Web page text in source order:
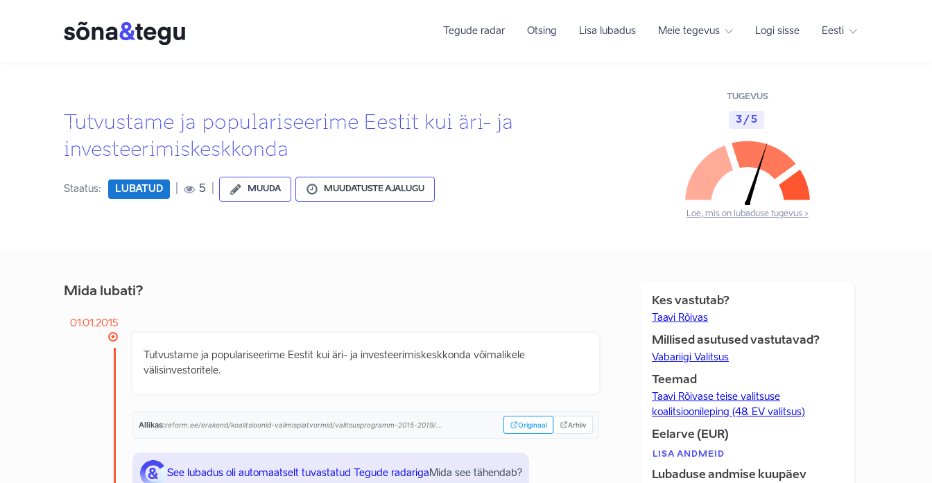
Tegude radar Otsing Lisa lubadus Meie tegevus Logi sisse Eesti
Tutvustame ja populariseerime Eestit kui äri- ja
investeerimiskeskkonda
Staatus: LUBATUD 5 MUUDA MUUDATUSTE AJALUGU
TUGEVUS
3 / 5
Loe, mis on lubaduse tugevus >
Mida lubati?
01.01.2015
Tutvustame ja populariseerime Eestit kui äri- ja investeerimiskeskkonda võimalikele
välisinvestoritele.
Allikas:reform.ee/erakond/koalitsioonid-valimisplatvormid/valitsusprogramm-2015-2019/... Originaal Arhiiv
See lubadus oli automaatselt tuvastatud Tegude radariga Mida see tähendab?
Kes vastutab?
Taavi Rõivas
Millised asutused vastutavad?
Vabariigi Valitsus
Teemad
Taavi Rõivase teise valitsuse
koalitsioonileping (48. EV valitsus)
Eelarve (EUR)
LISA ANDMEID
Lubaduse andmise kuupäev